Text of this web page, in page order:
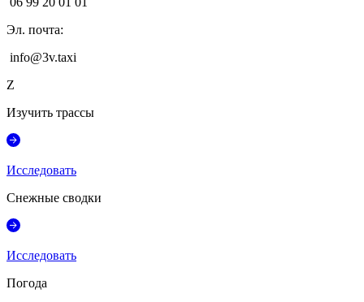
Эл. почта:
info@3v.taxi
Z
Изучить трассы
Исследовать
Снежные сводки
Исследовать
Погода